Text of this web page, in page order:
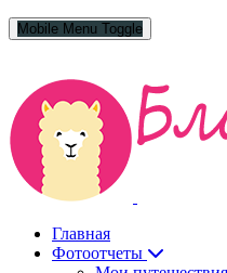
Mobile Menu Toggle
Главная
Фотоотчеты